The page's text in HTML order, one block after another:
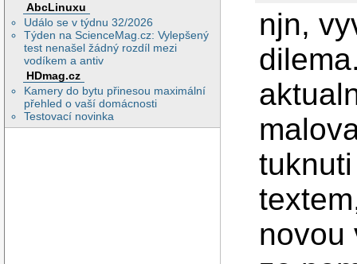
AbcLinuxu
Událo se v týdnu 32/2026
Týden na ScienceMag.cz: Vylepšený
test nenašel žádný rozdíl mezi
vodíkem a antiv
HDmag.cz
Kamery do bytu přinesou maximální
přehled o vaší domácnosti
Testovací novinka
njn,
novou